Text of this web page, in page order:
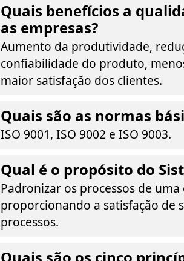
Quais benefícios a
as empresas?
Aumento da produtividade,
confiabilidade do produto,
maior satisfação dos clientes.
Quais são as normas
ISO 9001, ISO 9002 e ISO 9003.
Qual é o propósito do
Padronizar os processos de
proporcionando a satisfação de
processos.